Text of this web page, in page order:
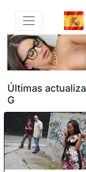
Últimas
G